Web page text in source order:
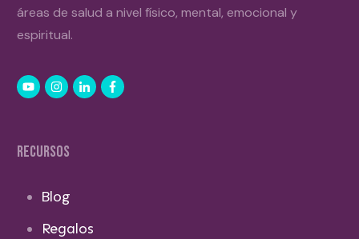
áreas de salud a nivel físico, mental, emocional y
espiritual.
RECURSOS
Blog
Regalos